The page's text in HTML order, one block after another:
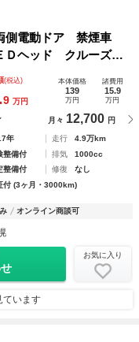
電動ドア 禁煙車
ヘッド クルーズコ
トライト オートエ
Ｄ再生
(税込)
9 万円
本体価格
139
万円
諸費用
15.9
万円
月々 12,700 円
年 走行
4.9万km
整備付 排気
1000cc
整備付 修復
なし
付 (3ヶ月・3000km)
オンライン商談可
お気に入り
ています